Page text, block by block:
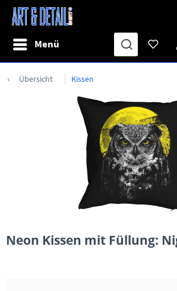
Menü
Übersicht Kissen
Neon Kissen mit Füllung: